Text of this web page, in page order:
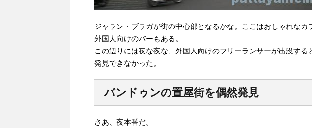
ジャラン・ブラガが街の中心部となるかな。ここはおしゃれなカ
外国人向けのバーもある。
この辺りには夜な夜な、外国人向けのフリーランサーが出没する
発見できなかった。
バンドゥンの置屋街を偶然発見
さあ、夜本番だ。